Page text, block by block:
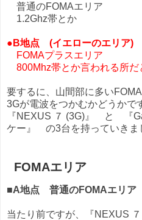
普通のFOMAエリア
1.2Ghz帯とか
● B地点 (イエローのエリア)
FOMAプラスエリア
800Mhz帯とか言われる所だ
要するに、山間部に多い
3Gが電波をつかむかどうかで
『NEXUS ７ (3G)』 と 『
ケー』 の3台を持っていきま
FOMAエリア
■A地点 普通のFOMAエリア
当たり前ですが、『NEXUS